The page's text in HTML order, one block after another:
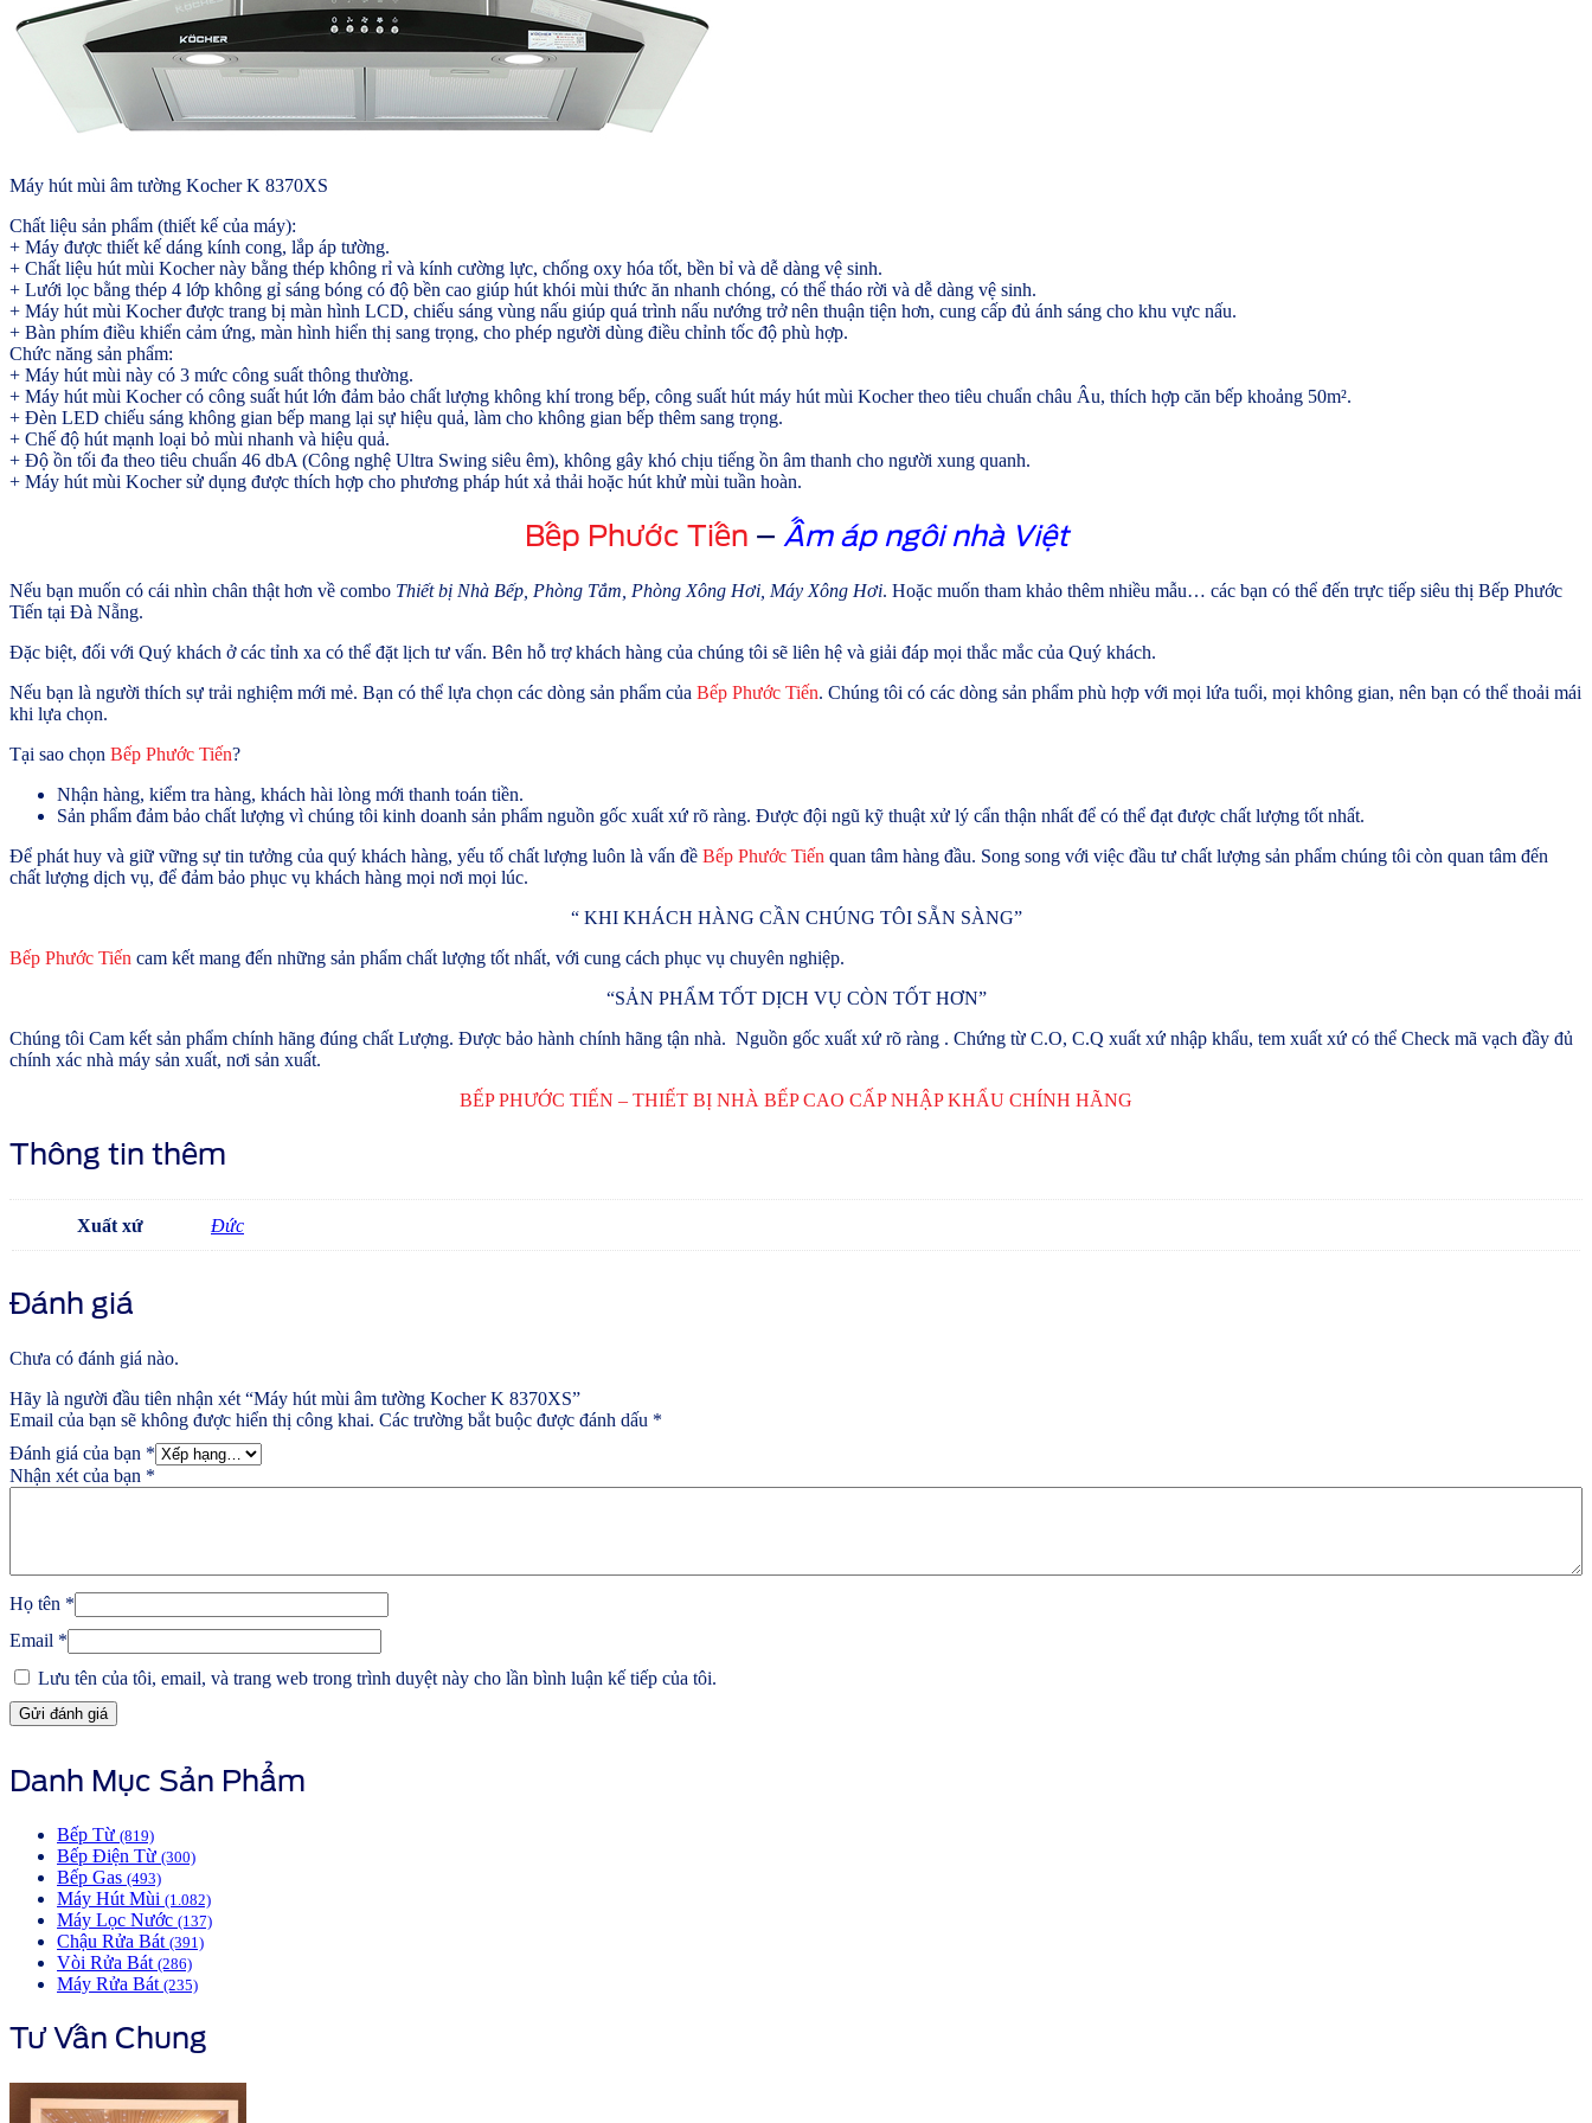
Máy hút mùi âm tường Kocher K 8370XS
Chất liệu sản phẩm (thiết kế của máy):
+ Máy được thiết kế dáng kính cong, lắp áp tường.
+ Chất liệu hút mùi Kocher này bằng thép không rỉ và kính cường lực, chống oxy hóa tốt, bền bỉ và dễ dàng vệ sinh.
+ Lưới lọc bằng thép 4 lớp không gỉ sáng bóng có độ bền cao giúp hút khói mùi thức ăn nhanh chóng, có thể tháo rời và dễ dàng vệ sinh.
+ Máy hút mùi Kocher được trang bị màn hình LCD, chiếu sáng vùng nấu giúp quá trình nấu nướng trở nên thuận tiện hơn, cung cấp đủ ánh sáng cho khu vực nấu.
+ Bàn phím điều khiển cảm ứng, màn hình hiển thị sang trọng, cho phép người dùng điều chỉnh tốc độ phù hợp.
Chức năng sản phẩm:
+ Máy hút mùi này có 3 mức công suất thông thường.
+ Máy hút mùi Kocher có công suất hút lớn đảm bảo chất lượng không khí trong bếp, công suất hút máy hút mùi Kocher theo tiêu chuẩn châu Âu, thích hợp căn bếp khoảng 50m².
+ Đèn LED chiếu sáng không gian bếp mang lại sự hiệu quả, làm cho không gian bếp thêm sang trọng.
+ Chế độ hút mạnh loại bỏ mùi nhanh và hiệu quả.
+ Độ ồn tối đa theo tiêu chuẩn 46 dbA (Công nghệ Ultra Swing siêu êm), không gây khó chịu tiếng ồn âm thanh cho người xung quanh.
+ Máy hút mùi Kocher sử dụng được thích hợp cho phương pháp hút xả thải hoặc hút khử mùi tuần hoàn.
Bếp Phước Tiến – Ấm áp ngôi nhà Việt
Nếu bạn muốn có cái nhìn chân thật hơn về combo Thiết bị Nhà Bếp , Phòng Tắm, Phòng Xông Hơi, Máy Xông Hơi. Hoặc muốn tham khảo thêm nhiều mẫu… các bạn có thể đến trực tiếp siêu thị Bếp Phước
Tiến tại Đà Nẵng.
Đặc biệt, đối với Quý khách ở các tỉnh xa có thể đặt lịch tư vấn. Bên hỗ trợ khách hàng của chúng tôi sẽ liên hệ và giải đáp mọi thắc mắc của Quý khách.
Nếu bạn là người thích sự trải nghiệm mới mẻ. Bạn có thể lựa chọn các dòng sản phẩm của Bếp Phước Tiến. Chúng tôi có các dòng sản phẩm phù hợp với mọi lứa tuổi, mọi không gian, nên bạn có thể thoải mái
khi lựa chọn.
Tại sao chọn Bếp Phước Tiến?
Nhận hàng, kiểm tra hàng, khách hài lòng mới thanh toán tiền.
Sản phẩm đảm bảo chất lượng vì chúng tôi kinh doanh sản phẩm nguồn gốc xuất xứ rõ ràng. Được đội ngũ kỹ thuật xử lý cẩn thận nhất để có thể đạt được chất lượng tốt nhất.
Để phát huy và giữ vững sự tin tưởng của quý khách hàng, yếu tố chất lượng luôn là vấn đề Bếp Phước Tiến quan tâm hàng đầu. Song song với việc đầu tư chất lượng sản phẩm chúng tôi còn quan tâm đến
chất lượng dịch vụ, để đảm bảo phục vụ khách hàng mọi nơi mọi lúc.
“KHI KHÁCH HÀNG CẦN CHÚNG TÔI SẴN SÀNG”
Bếp Phước Tiến cam kết mang đến những sản phẩm chất lượng tốt nhất, với cung cách phục vụ chuyên nghiệp.
“SẢN PHẨM TỐT DỊCH VỤ CÒN TỐT HƠN”
Chúng tôi Cam kết sản phẩm chính hãng đúng chất Lượng. Được bảo hành chính hãng tận nhà. Nguồn gốc xuất xứ rõ ràng . Chứng từ C.O, C.Q xuất xứ nhập khẩu, tem xuất xứ có thể Check mã vạch đầy đủ
chính xác nhà máy sản xuất, nơi sản xuất.
BẾP PHƯỚC TIẾN – THIẾT BỊ NHÀ BẾP CAO CẤP NHẬP KHẨU CHÍNH HÃNG
Thông tin thêm
Xuất xứ Đức
Đánh giá
Chưa có đánh giá nào.
Hãy là người đầu tiên nhận xét “Máy hút mùi âm tường Kocher K 8370XS”
Email của bạn sẽ không được hiển thị công khai. Các trường bắt buộc được đánh dấu *
Đánh giá của bạn *
Nhận xét của bạn *
Họ tên *
Email *
Lưu tên của tôi, email, và trang web trong trình duyệt này cho lần bình luận kế tiếp của tôi.
Danh Mục Sản Phẩm
Bếp Từ (819)
Bếp Điện Từ (300)
Bếp Gas (493)
Máy Hút Mùi (1.082)
Máy Lọc Nước (137)
Chậu Rửa Bát (391)
Vòi Rửa Bát (286)
Máy Rửa Bát (235)
Tư Vấn Chung